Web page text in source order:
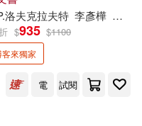
(5)
道監（著色） 金奎泰（繪圖
洛夫克拉夫特 李彥樺 田邊
$935 $1100
客來獨家
電 試閱